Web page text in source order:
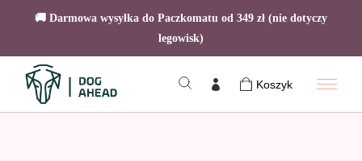
🚚 Darmowa wysyłka do Paczkomatu od 349 zł (nie dotyczy
legowisk)
content
Koszyk